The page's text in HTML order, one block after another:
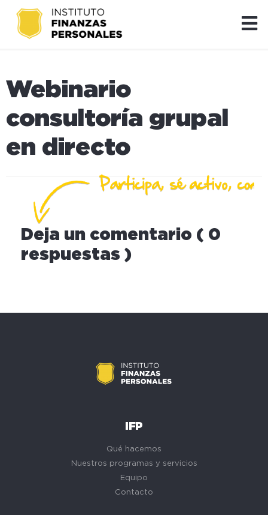
Webinario
consultoría grupal
en directo
Deja un comentario ( 0
respuestas )
IFP
Qué hacemos
Nuestros programas y servicios
Equipo
Contacto